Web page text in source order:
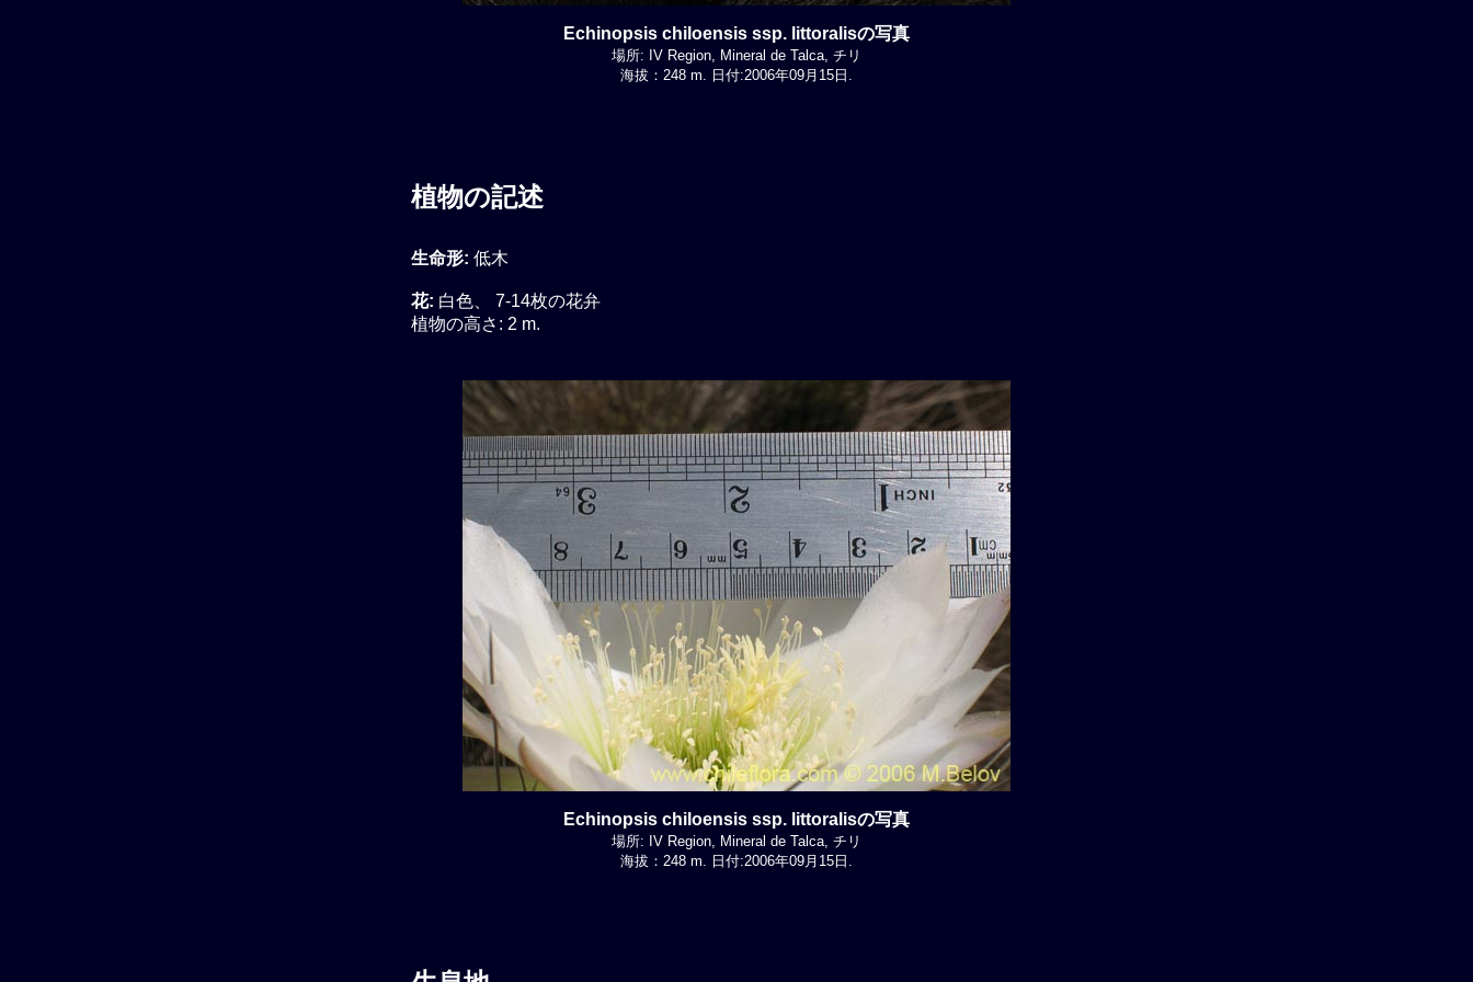
Echinopsis chiloensis ssp. littoralisの写真
場所: IV Region, Mineral de Talca, チリ
海拔：248 m. 日付:2006年09月15日.
植物の記述
生命形: 低木
花: 白色、 7-14枚の花弁
植物の高さ: 2 m.
Echinopsis chiloensis ssp. littoralisの写真
場所: IV Region, Mineral de Talca, チリ
海拔：248 m. 日付:2006年09月15日.